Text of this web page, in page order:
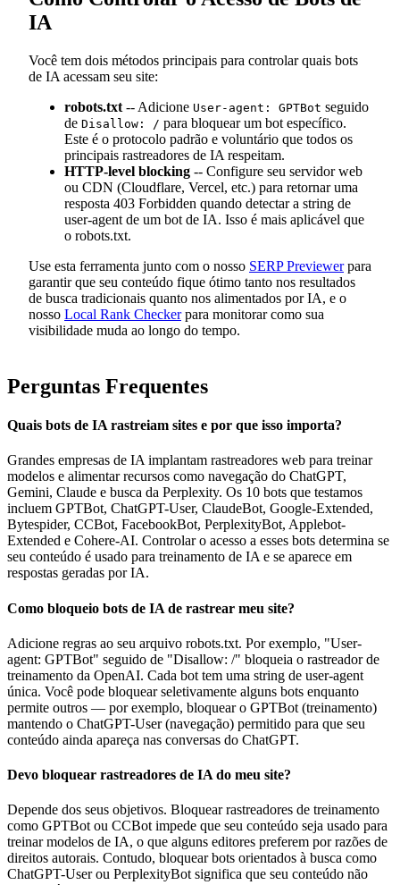
IA
Você tem dois métodos principais para controlar quais bots
de IA acessam seu site:
robots.txt -- Adicione User-agent: GPTBot seguido
de Disallow: / para bloquear um bot específico.
Este é o protocolo padrão e voluntário que todos os
principais rastreadores de IA respeitam.
HTTP-level blocking -- Configure seu servidor web
ou CDN (Cloudflare, Vercel, etc.) para retornar uma
resposta 403 Forbidden quando detectar a string de
user-agent de um bot de IA. Isso é mais aplicável que
o robots.txt.
Use esta ferramenta junto com o nosso SERP Previewerpara
garantir que seu conteúdo fique ótimo tanto nos resultados
de busca tradicionais quanto nos alimentados por IA, e o
nosso Local Rank Checkerpara monitorar como sua
visibilidade muda ao longo do tempo.
Perguntas Frequentes
Quais bots de IA rastreiam sites e por que isso importa?
Grandes empresas de IA implantam rastreadores web para treinar
modelos e alimentar recursos como navegação do ChatGPT,
Gemini, Claude e busca da Perplexity. Os 10 bots que testamos
incluem GPTBot, ChatGPT-User, ClaudeBot, Google-Extended,
Bytespider, CCBot, FacebookBot, PerplexityBot, Applebot-
Extended e Cohere-AI. Controlar o acesso a esses bots determina se
seu conteúdo é usado para treinamento de IA e se aparece em
respostas geradas por IA.
Como bloqueio bots de IA de rastrear meu site?
Adicione regras ao seu arquivo robots.txt. Por exemplo, "User-
agent: GPTBot" seguido de "Disallow: /" bloqueia o rastreador de
treinamento da OpenAI. Cada bot tem uma string de user-agent
única. Você pode bloquear seletivamente alguns bots enquanto
permite outros — por exemplo, bloquear o GPTBot (treinamento)
mantendo o ChatGPT-User (navegação) permitido para que seu
conteúdo ainda apareça nas conversas do ChatGPT.
Devo bloquear rastreadores de IA do meu site?
Depende dos seus objetivos. Bloquear rastreadores de treinamento
como GPTBot ou CCBot impede que seu conteúdo seja usado para
treinar modelos de IA, o que alguns editores preferem por razões de
direitos autorais. Contudo, bloquear bots orientados à busca como
ChatGPT-User ou PerplexityBot significa que seu conteúdo não